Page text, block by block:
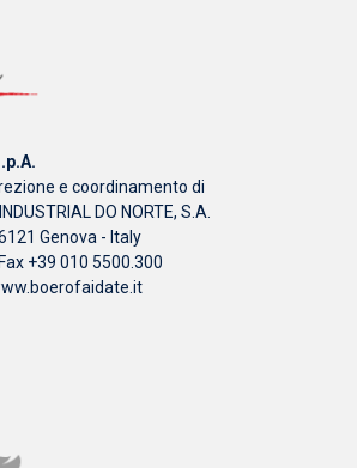
e coordinamento di
DO NORTE, S.A.
Genova - Italy
+39 010 5500.300